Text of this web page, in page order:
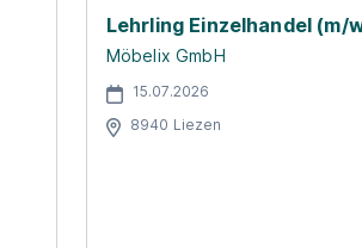
Lehrling Einzelhandel (m/
Möbelix GmbH
15.07.2026
8940 Liezen